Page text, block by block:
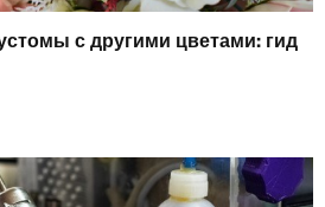
с другими цветами: гид